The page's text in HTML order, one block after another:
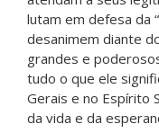
lutam em defesa da
desanimem diante
grandes e
tudo o que ele
Gerais e no Espírito
da vida e da